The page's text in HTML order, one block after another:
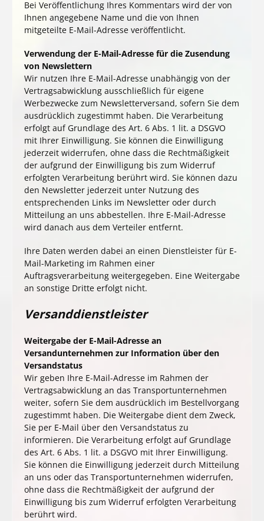
Bei Veröffentlichung Ihres Kommentars wird der von
Ihnen angegebene Name und die von Ihnen
mitgeteilte E-Mail-Adresse veröffentlicht.
Verwendung der E-Mail-Adresse für die Zusendung
von Newslettern
Wir nutzen Ihre E-Mail-Adresse unabhängig von der
Vertragsabwicklung ausschließlich für eigene
Werbezwecke zum Newsletterversand, sofern Sie dem
ausdrücklich zugestimmt haben. Die Verarbeitung
erfolgt auf Grundlage des Art. 6 Abs. 1 lit. a DSGVO
mit Ihrer Einwilligung. Sie können die Einwilligung
jederzeit widerrufen, ohne dass die Rechtmäßigkeit
der aufgrund der Einwilligung bis zum Widerruf
erfolgten Verarbeitung berührt wird. Sie können dazu
den Newsletter jederzeit unter Nutzung des
entsprechenden Links im Newsletter oder durch
Mitteilung an uns abbestellen. Ihre E-Mail-Adresse
wird danach aus dem Verteiler entfernt.
Ihre Daten werden dabei an einen Dienstleister für E-
Mail-Marketing im Rahmen einer
Auftragsverarbeitung weitergegeben. Eine Weitergabe
an sonstige Dritte erfolgt nicht.
Versanddienstleister
Weitergabe der E-Mail-Adresse an
Versandunternehmen zur Information über den
Versandstatus
Wir geben Ihre E-Mail-Adresse im Rahmen der
Vertragsabwicklung an das Transportunternehmen
weiter, sofern Sie dem ausdrücklich im Bestellvorgang
zugestimmt haben. Die Weitergabe dient dem Zweck,
Sie per E-Mail über den Versandstatus zu
informieren. Die Verarbeitung erfolgt auf Grundlage
des Art. 6 Abs. 1 lit. a DSGVO mit Ihrer Einwilligung.
Sie können die Einwilligung jederzeit durch Mitteilung
an uns oder das Transportunternehmen widerrufen,
ohne dass die Rechtmäßigkeit der aufgrund der
Einwilligung bis zum Widerruf erfolgten Verarbeitung
berührt wird.